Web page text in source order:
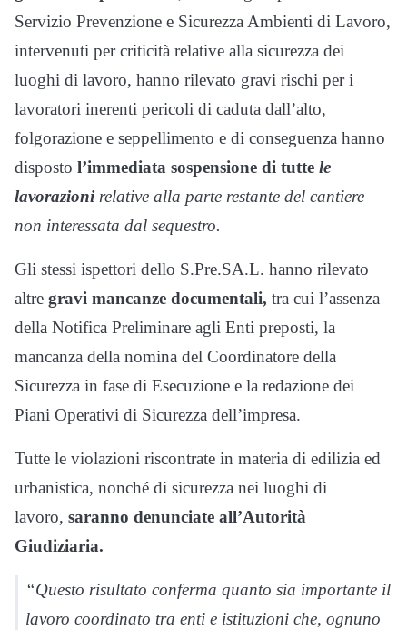
Servizio Prevenzione e Sicurezza Ambienti di Lavoro,
intervenuti per criticità relative alla sicurezza dei
luoghi di lavoro, hanno rilevato gravi rischi per i
lavoratori inerenti pericoli di caduta dall’alto,
folgorazione e seppellimento e di conseguenza hanno
disposto l’immediata sospensione di tutte le
lavorazionirelative alla parte restante del cantiere
non interessata dal sequestro.
Gli stessi ispettori dello S.Pre.SA.L. hanno rilevato
altre gravi mancanze documentali, tra cui l’assenza
della Notifica Preliminare agli Enti preposti, la
mancanza della nomina del Coordinatore della
Sicurezza in fase di Esecuzione e la redazione dei
Piani Operativi di Sicurezza dell’impresa.
Tutte le violazioni riscontrate in materia di edilizia ed
urbanistica, nonché di sicurezza nei luoghi di
lavoro, saranno denunciate all’Autorità
Giudiziaria.
“Questo risultato conferma quanto sia importante il
lavoro coordinato tra enti e istituzioni che, ognuno